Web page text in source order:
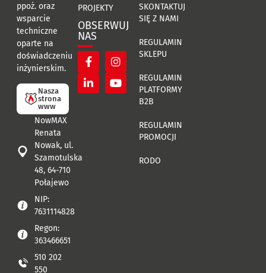
ppoż. oraz
wsparcie
techniczne
oparte na
doświadczeniu
inżynierskim.
Nasza
strona
www
NowMAX
Renata
Nowak, ul.
Szamotulska
48, 64-710
Połajewo
NIP:
7631114828
Regon:
363466651
510 202
550
PROJEKTY
OBSERWUJ
NAS
SKONTAKTUJ
SIĘ Z NAMI
REGULAMIN
SKLEPU
REGULAMIN
PLATFORMY
B2B
REGULAMIN
PROMOCJI
RODO